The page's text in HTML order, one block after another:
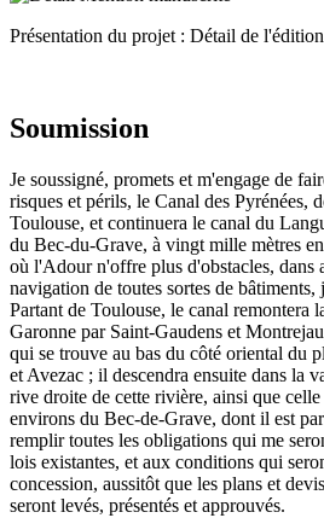
Présentation du projet : Détail de
Soumission
Je soussigné, promets et m'engage de
risques et périls, le Canal des Pyrénées,
Toulouse, et continuera le canal du
du Bec-du-Grave, à vingt mille mètres
où l'Adour n'offre plus d'obstacles, dans
navigation de toutes sortes de bâtiments,
Partant de Toulouse, le canal remontera
Garonne par Saint-Gaudens et
qui se trouve au bas du côté oriental du
et Avezac ; il descendra ensuite dans la
rive droite de cette rivière, ainsi que
environs du Bec-de-Grave, dont il est
remplir toutes les obligations qui me
lois existantes, et aux conditions qui
concession, aussitôt que les plans et
seront levés, présentés et approuvés.